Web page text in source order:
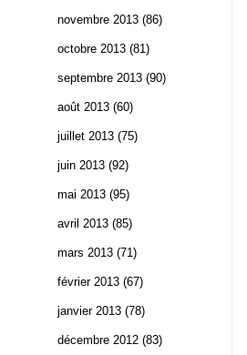
novembre 2013 (86)
octobre 2013 (81)
septembre 2013 (90)
août 2013 (60)
juillet 2013 (75)
juin 2013 (92)
mai 2013 (95)
avril 2013 (85)
mars 2013 (71)
février 2013 (67)
janvier 2013 (78)
décembre 2012 (83)